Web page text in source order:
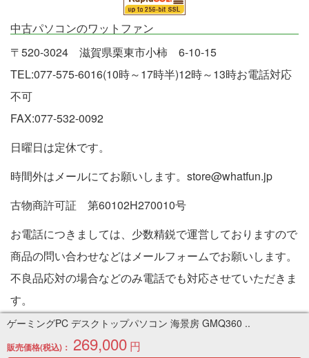
ゲーミングPC デスクトップパソコン 海景房 GMQ360 ..
販売価格(税込)： 269,000 円
中古パソコンのワットファン
〒520-3024 滋賀県栗東市小柿 6-10-15
TEL:077-575-6016(10時～17時半)12時～13時お電話対応
不可
FAX:077-532-0092
日曜日は定休です。
時間外はメールにてお願いします。store@whatfun.jp
古物商許可証 第60102H270010号
お電話につきましては、少数精鋭で運営しておりますので
商品の問い合わせなどはメールフォームでお願いします。
不良品応対の場合などのみ電話でも対応させていただきま
す。
特定商取引法に基づく表記
Copyright © 2005-2026 中古パソコン通販専門店 | PC販売